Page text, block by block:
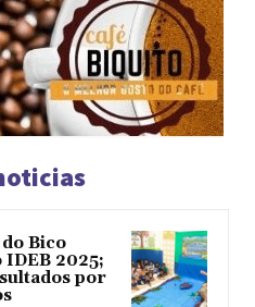
Bico
IDEB 2025;
por